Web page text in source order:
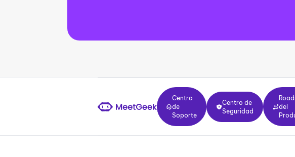
Centro
de
Soporte
Centro de Soporte
Centro de
Seguridad
Centro de Seguridad
del